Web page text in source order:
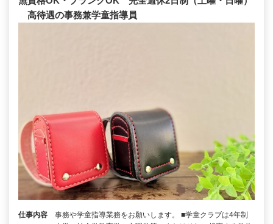
高待遇の事務兼学童指導員
仕事内容
事務や学童指導業務をお願いします。 ■学童クラブは4年制